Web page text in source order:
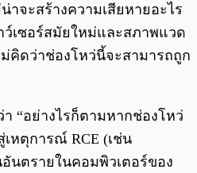
าจะสร้างความเสียหายอะไร
ว์เซอร์สมัยใหม่และสภาพแวด
คิดว่าช่องโหว่นี้จะสามารถถูก
า “อย่างไรก็ตามหากช่องโหว่
หตุการณ์ RCE (เช่น
อันตรายในคอมพิวเตอร์ของ